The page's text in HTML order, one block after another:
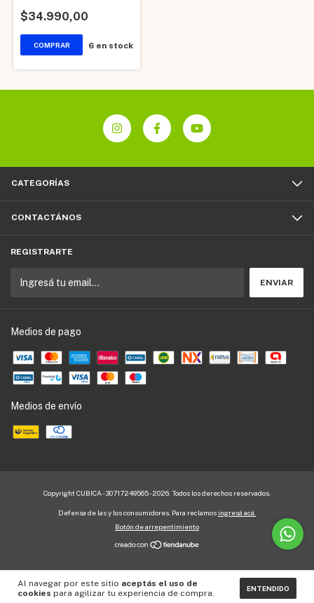
Al navegar por este sitio aceptás el uso de
cookies para agilizar tu experiencia de compra. ENTENDIDO
$34.990,00
6en stock
CATEGORÍAS
CONTACTÁNOS
REGISTRARTE
Medios de pago
Medios de envío
Copyright CUBICA - 30717249565 - 2026. Todos los derechos reservados.
Defensa de las y los consumidores. Para reclamos ingresá acá.
Botón de arrepentimiento